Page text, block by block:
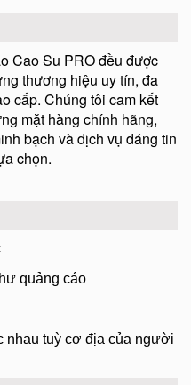
Cao Su PRO đều được
thương hiệu uy tín, đa
cấp. Chúng tôi cam kết
mặt hàng chính hãng,
bạch và dịch vụ đáng tin
chọn.
quảng cáo
nhau tuỳ cơ địa của người